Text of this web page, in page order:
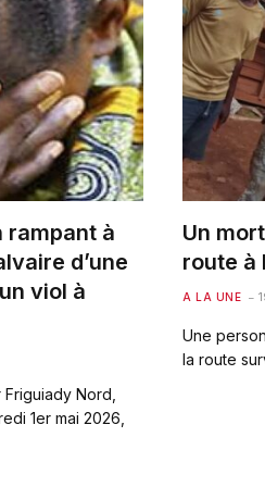
rampant à
d’une
viol à
Nord,
1er mai 2026,
Un
route à
A LA UNE
Une
la route